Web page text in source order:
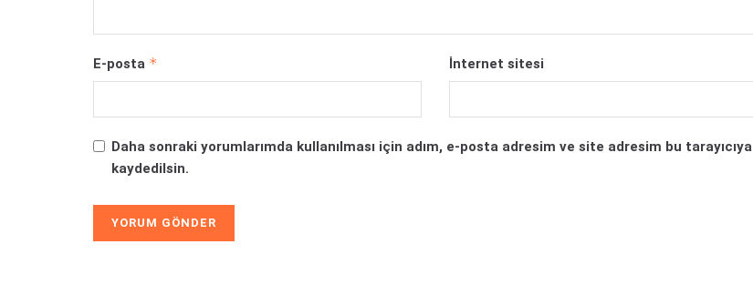
E-posta * İnternet sitesi
Daha sonraki yorumlarımda kullanılması için adım, e-posta adresim ve site adresim bu tarayıcıya
kaydedilsin.